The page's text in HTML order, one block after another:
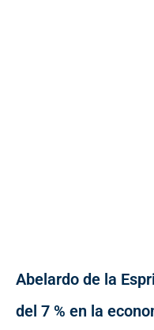
Abelardo de la
del 7 % en la